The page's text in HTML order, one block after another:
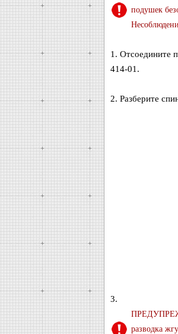
подушек
1. Отсоедините
414-01.
2. Разберите
3.
разводка